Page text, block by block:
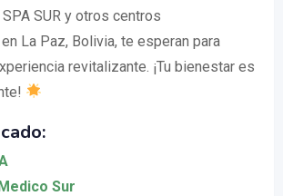
SUR y otros centros
La Paz, Bolivia, te esperan para
revitalizante. ¡Tu bienestar es
Sur